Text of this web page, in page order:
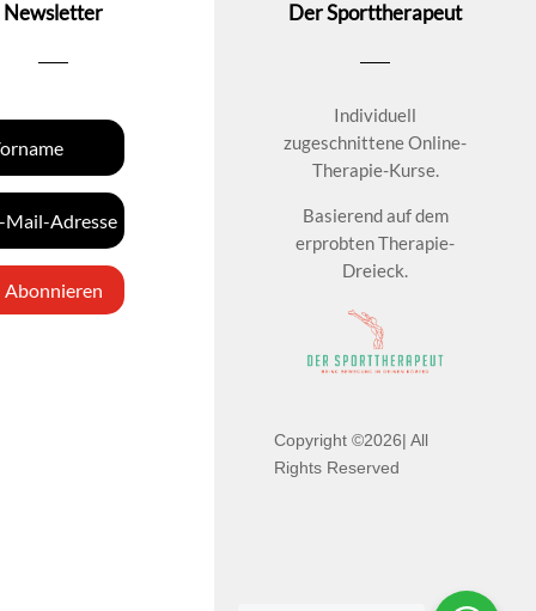
Newsletter
Abonnieren
Der Sporttherapeut
Individuell
zugeschnittene Online-
Therapie-Kurse.
Basierend auf dem
erprobten Therapie-
Dreieck.
Copyright ©2026| All
Rights Reserved